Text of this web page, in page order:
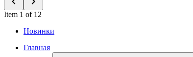
Item 1 of 12
Новинки
Главная